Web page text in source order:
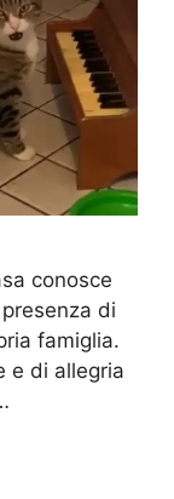
conosce
di
famiglia.
e di allegria